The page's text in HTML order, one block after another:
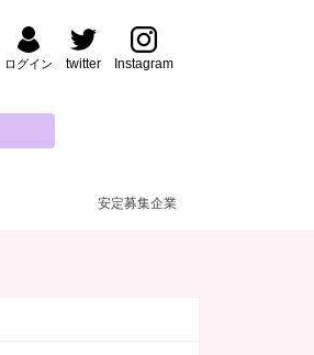
Instagram
twitter
ログイン
安定募集企業